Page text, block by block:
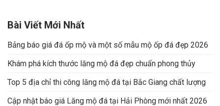
Bài Viết Mới Nhất
Bảng báo giá đá ốp mộ và một số mẫu mộ ốp đá đẹp 2026
Khám phá kích thước lăng mộ đá đẹp chuẩn phong thủy
Top 5 địa chỉ thi công lăng mộ đá tại Bắc Giang chất lượng
Cập nhật báo giá Lăng mộ đá tại Hải Phòng mới nhất 2026